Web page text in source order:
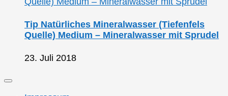
Tip Natürliches Mineralwasser (Tiefenfels
Quelle) Medium – Mineralwasser mit Sprudel
23. Juli 2018